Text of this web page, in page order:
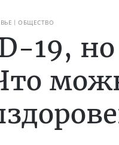
ОБЩЕСТВО
19, но